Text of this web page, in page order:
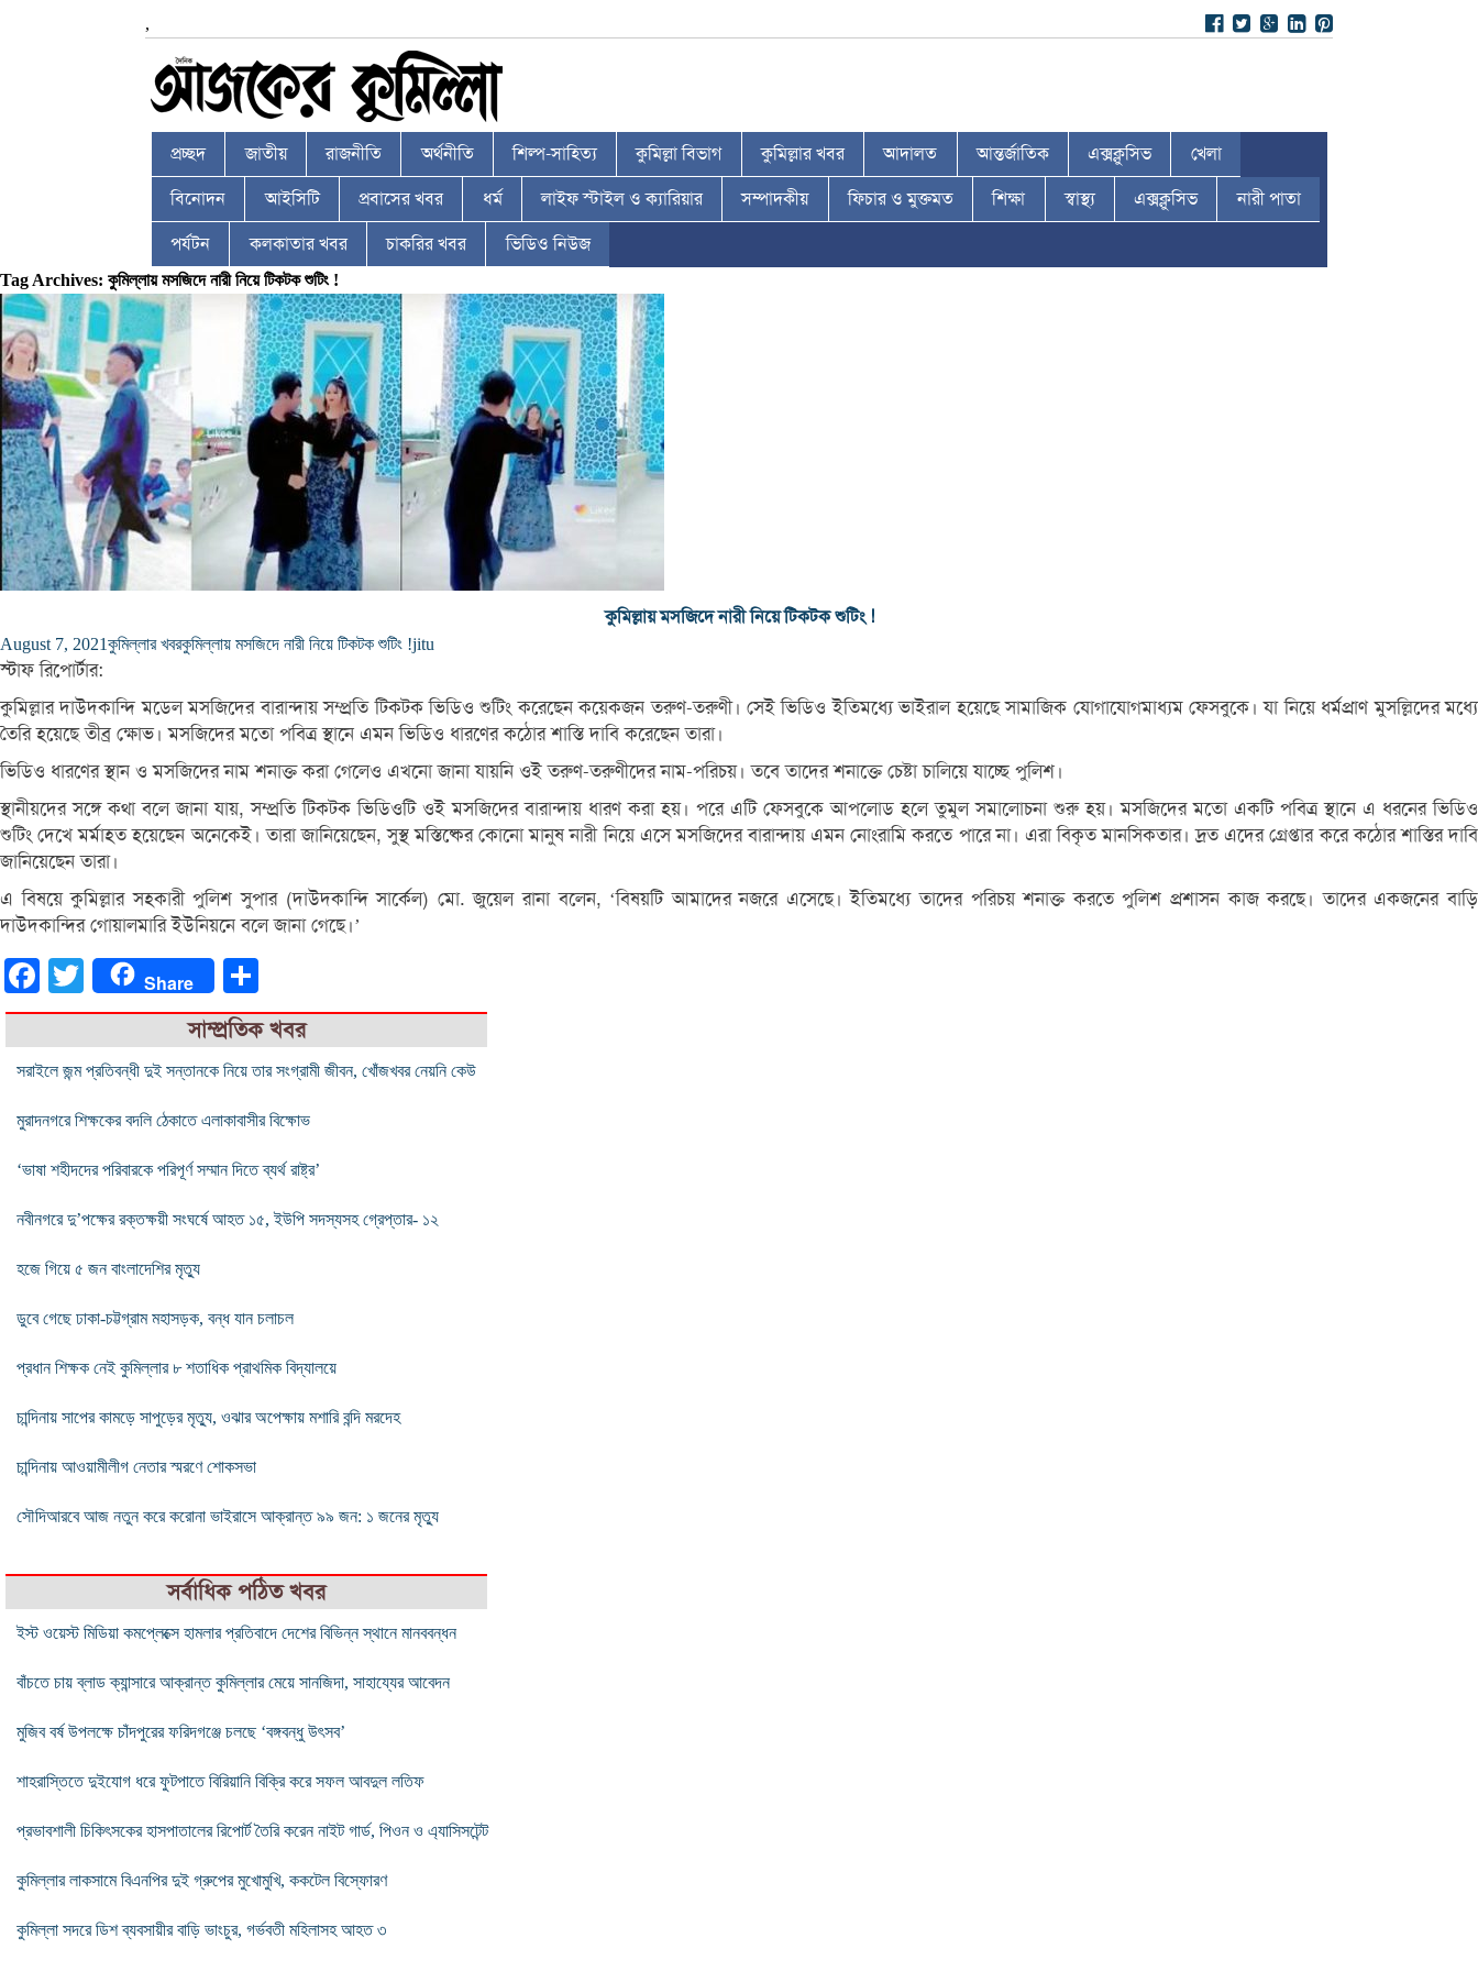
,
প্রচ্ছদ জাতীয় রাজনীতি অর্থনীতি শিল্প-সাহিত্য কুমিল্লা বিভাগ কুমিল্লার খবর আদালত আন্তর্জাতিক এক্সক্লুসিভ খেলা
বিনোদন আইসিটি প্রবাসের খবর ধর্ম লাইফ স্টাইল ও ক্যারিয়ার সম্পাদকীয় ফিচার ও মুক্তমত শিক্ষা স্বাস্থ্য এক্সক্লুসিভ নারী পাতা
পর্যটন কলকাতার খবর চাকরির খবর ভিডিও নিউজ
Tag Archives: কুমিল্লায় মসজিদে নারী নিয়ে টিকটক শুটিং !
কুমিল্লায় মসজিদে নারী নিয়ে টিকটক শুটিং !
August 7, 2021কুমিল্লার খবরকুমিল্লায় মসজিদে নারী নিয়ে টিকটক শুটিং !jitu
স্টাফ রিপোর্টার:
কুমিল্লার দাউদকান্দি মডেল মসজিদের বারান্দায় সম্প্রতি টিকটক ভিডিও শুটিং করেছেন কয়েকজন তরুণ-তরুণী। সেই ভিডিও ইতিমধ্যে ভাইরাল হয়েছে সামাজিক যোগাযোগমাধ্যম ফেসবুকে। যা নিয়ে ধর্মপ্রাণ মুসল্লিদের মধ্যে
তৈরি হয়েছে তীব্র ক্ষোভ। মসজিদের মতো পবিত্র স্থানে এমন ভিডিও ধারণের কঠোর শাস্তি দাবি করেছেন তারা।
ভিডিও ধারণের স্থান ও মসজিদের নাম শনাক্ত করা গেলেও এখনো জানা যায়নি ওই তরুণ-তরুণীদের নাম-পরিচয়। তবে তাদের শনাক্তে চেষ্টা চালিয়ে যাচ্ছে পুলিশ।
স্থানীয়দের সঙ্গে কথা বলে জানা যায়, সম্প্রতি টিকটক ভিডিওটি ওই মসজিদের বারান্দায় ধারণ করা হয়। পরে এটি ফেসবুকে আপলোড হলে তুমুল সমালোচনা শুরু হয়। মসজিদের মতো একটি পবিত্র স্থানে এ ধরনের ভিডিও
শুটিং দেখে মর্মাহত হয়েছেন অনেকেই। তারা জানিয়েছেন, সুস্থ মস্তিষ্কের কোনো মানুষ নারী নিয়ে এসে মসজিদের বারান্দায় এমন নোংরামি করতে পারে না। এরা বিকৃত মানসিকতার। দ্রত এদের গ্রেপ্তার করে কঠোর শাস্তির দাবি
জানিয়েছেন তারা।
এ বিষয়ে কুমিল্লার সহকারী পুলিশ সুপার (দাউদকান্দি সার্কেল) মো. জুয়েল রানা বলেন, ‘বিষয়টি আমাদের নজরে এসেছে। ইতিমধ্যে তাদের পরিচয় শনাক্ত করতে পুলিশ প্রশাসন কাজ করছে। তাদের একজনের বাড়ি
দাউদকান্দির গোয়ালমারি ইউনিয়নে বলে জানা গেছে।’
FacebookTwitter Share
সাম্প্রতিক খবর
সরাইলে জন্ম প্রতিবন্ধী দুই সন্তানকে নিয়ে তার সংগ্রামী জীবন, খোঁজখবর নেয়নি কেউ
মুরাদনগরে শিক্ষকের বদলি ঠেকাতে এলাকাবাসীর বিক্ষোভ
‘ভাষা শহীদদের পরিবারকে পরিপূর্ণ সম্মান দিতে ব্যর্থ রাষ্ট্র’
নবীনগরে দু’পক্ষের রক্তক্ষয়ী সংঘর্ষে আহত ১৫, ইউপি সদস্যসহ গ্রেপ্তার- ১২
হজে গিয়ে ৫ জন বাংলাদেশির মৃত্যু
ডুবে গেছে ঢাকা-চট্টগ্রাম মহাসড়ক, বন্ধ যান চলাচল
প্রধান শিক্ষক নেই কুমিল্লার ৮ শতাধিক প্রাথমিক বিদ্যালয়ে
চান্দিনায় সাপের কামড়ে সাপুড়ের মৃত্যু, ওঝার অপেক্ষায় মশারি বন্দি মরদেহ
চান্দিনায় আওয়ামীলীগ নেতার স্মরণে শোকসভা
সৌদিআরবে আজ নতুন করে করোনা ভাইরাসে আক্রান্ত ৯৯ জন: ১ জনের মৃত্যু
সর্বাধিক পঠিত খবর
ইস্ট ওয়েস্ট মিডিয়া কমপ্লেক্সে হামলার প্রতিবাদে দেশের বিভিন্ন স্থানে মানববন্ধন
বাঁচতে চায় ব্লাড ক্যান্সারে আক্রান্ত কুমিল্লার মেয়ে সানজিদা, সাহায্যের আবেদন
মুজিব বর্ষ উপলক্ষে চাঁদপুরের ফরিদগঞ্জে চলছে ‘বঙ্গবন্ধু উৎসব’
শাহরাস্তিতে দুইযোগ ধরে ফুটপাতে বিরিয়ানি বিক্রি করে সফল আবদুল লতিফ
প্রভাবশালী চিকিৎসকের হাসপাতালের রিপোর্ট তৈরি করেন নাইট গার্ড, পিওন ও এ্যাসিসটেন্ট
কুমিল্লার লাকসামে বিএনপির দুই গ্রুপের মুখোমুখি, ককটেল বিস্ফোরণ
কুমিল্লা সদরে ডিশ ব্যবসায়ীর বাড়ি ভাংচুর, গর্ভবতী মহিলাসহ আহত ৩